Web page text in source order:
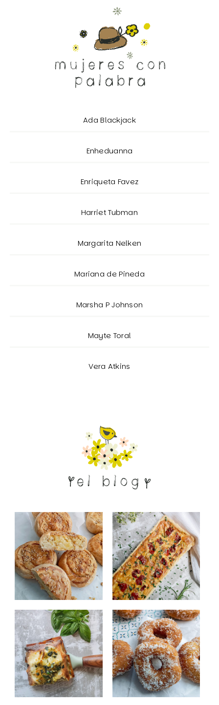
Ada Blackjack
Enheduanna
Enriqueta Favez
Harriet Tubman
Margarita Nelken
Mariana de Pineda
Marsha P Johnson
Mayte Toral
Vera Atkins